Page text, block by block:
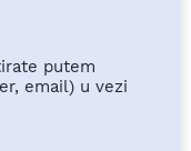
putem
email) u vezi